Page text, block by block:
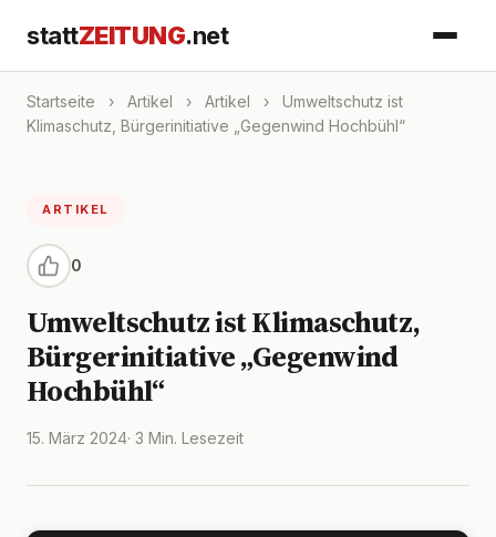
stattZEITUNG.net
Startseite › Artikel › Artikel ›
Umweltschutz ist
Klimaschutz, Bürgerinitiative „Gegenwind Hochbühl“
ARTIKEL
0
Umweltschutz ist Klimaschutz,
Bürgerinitiative „Gegenwind
Hochbühl“
15. März 2024· 3 Min. Lesezeit